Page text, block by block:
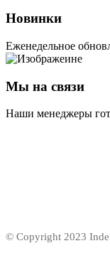
Новинки
Еженедельное
Мы на связи
Наши менеджеры
© Copyright 2023